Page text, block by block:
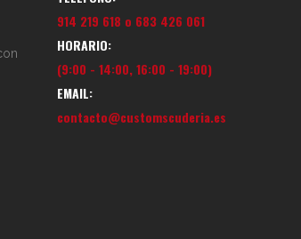
914 219 618 o 683 426 061
HORARIO:
(9:00 - 14:00, 16:00 - 19:00)
EMAIL:
contacto@customscuderia.es